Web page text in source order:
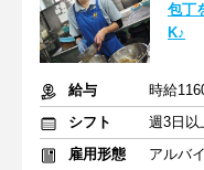
包丁
K♪
給与
時給
シフト
週3日以
雇用形態
アルバ